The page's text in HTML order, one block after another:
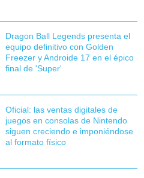
Dragon Ball Legends presenta el
equipo definitivo con Golden
Freezer y Androide 17 en el épico
final de 'Super'
Oficial: las ventas digitales de
juegos en consolas de Nintendo
siguen creciendo e imponiéndose
al formato físico